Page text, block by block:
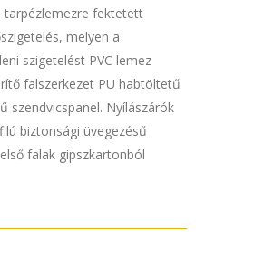
tarpézlemezre fektetett
melyen a
szigetelést PVC lemez
falszerkezet PU habtöltetű
szendvicspanel. Nyílászárók
biztonsági üvegezésű
falak gipszkartonból